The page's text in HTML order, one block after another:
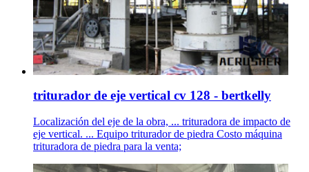
triturador de eje vertical cv 128 - bertkelly
Localización del eje de la obra, ... trituradora de impacto de
eje vertical. ... Equipo triturador de piedra Costo máquina
trituradora de piedra para la venta;